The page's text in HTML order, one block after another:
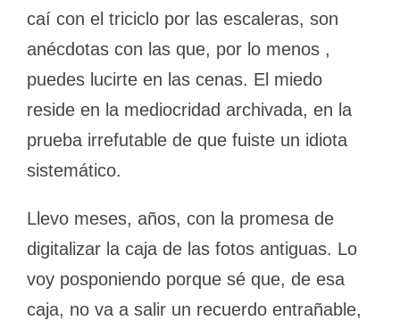
caí con el triciclo por las escaleras, son
anécdotas con las que, por lo menos ,
puedes lucirte en las cenas. El miedo
reside en la mediocridad archivada, en la
prueba irrefutable de que fuiste un idiota
sistemático.
Llevo meses, años, con la promesa de
digitalizar la caja de las fotos antiguas. Lo
voy posponiendo porque sé que, de esa
caja, no va a salir un recuerdo entrañable,